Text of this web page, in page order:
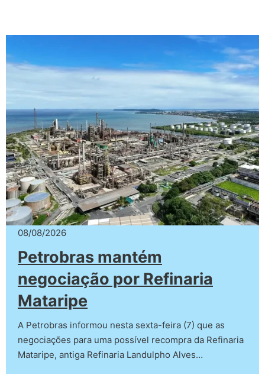
08/08/2026
Petrobras mantém
negociação por Refinaria
Mataripe
A Petrobras informou nesta sexta-feira (7) que as
negociações para uma possível recompra da Refinaria
Mataripe, antiga Refinaria Landulpho Alves…